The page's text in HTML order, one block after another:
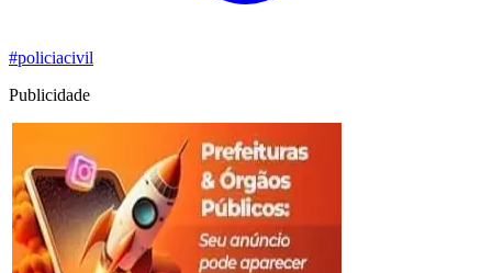
#policiacivil
Publicidade